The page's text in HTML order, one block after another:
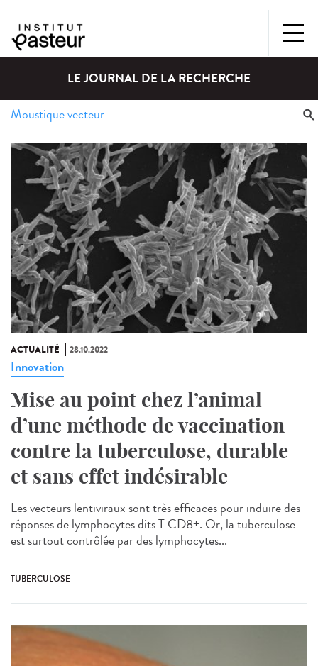
LE JOURNAL DE LA RECHERCHE
ACTUALITÉ 28.10.2022
Innovation
Mise au point chez l’animal
d’une méthode de vaccination
contre la tuberculose, durable
et sans effet indésirable
Les vecteurs lentiviraux sont très efficaces pour induire des
réponses de lymphocytes dits T CD8+. Or, la tuberculose
est surtout contrôlée par des lymphocytes...
TUBERCULOSE